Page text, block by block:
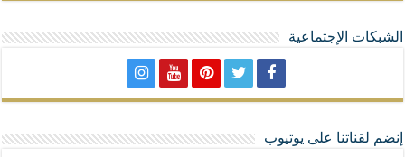
الشبكات الإجتماعية
إنضم لقناتنا على يوتيوب